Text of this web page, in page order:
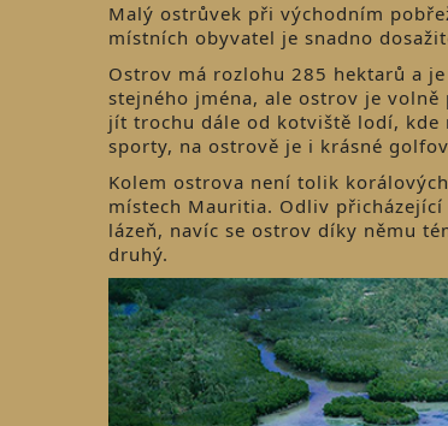
Malý ostrůvek při východním
místních obyvatel je snadno
Ostrov má rozlohu 285 hektarů a
stejného jména, ale ostrov je
jít trochu dále od kotviště lodí, kde
sporty, na ostrově je i krásné
Kolem ostrova není tolik
místech Mauritia. Odliv
lázeň, navíc se ostrov díky němu
druhý.